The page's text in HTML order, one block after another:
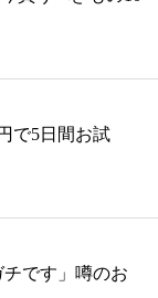
で5日間お試
です」噂のお